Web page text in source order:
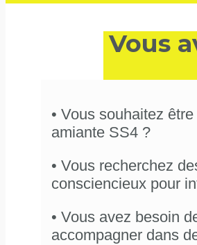
Vous
• Vous souhaitez
amiante SS4 ?
• Vous recherchez
consciencieux pour
• Vous avez besoin
accompagner dans